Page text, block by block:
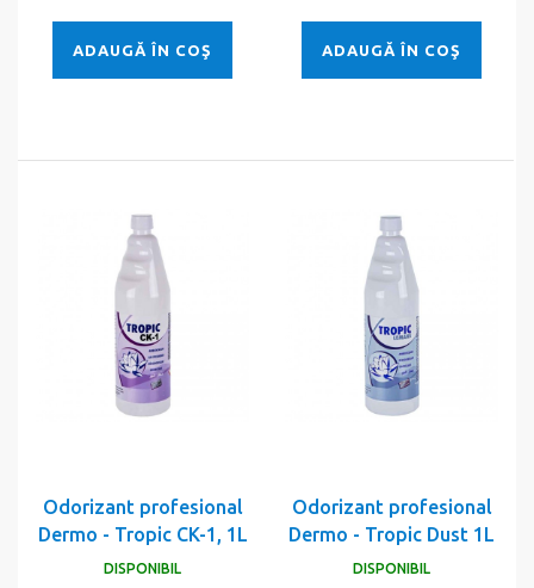
ADAUGĂ ÎN COŞ ADAUGĂ ÎN COŞ
Odorizant profesional
Dermo - Tropic CK-1, 1L
DISPONIBIL
Odorizant profesional
Dermo - Tropic Dust 1L
DISPONIBIL